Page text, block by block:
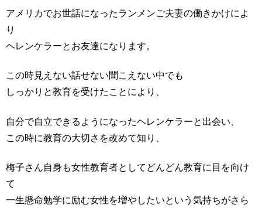
アメリカでお世話になったランメンご夫妻の働きかけによ
り
ヘレンケラーとお友達になります。
この時見えない話せない聞こえない中でも
しっかりと教育を受けたことにより、
自分で自立できるようになったヘレンケラーと出会い、
この時に教育の大切さを改めて知り、
梅子さん自身も女性教育者としてどんどん教育に目を向け
て
一生懸命勉学に励む女性を増やしたいという気持ちがさら